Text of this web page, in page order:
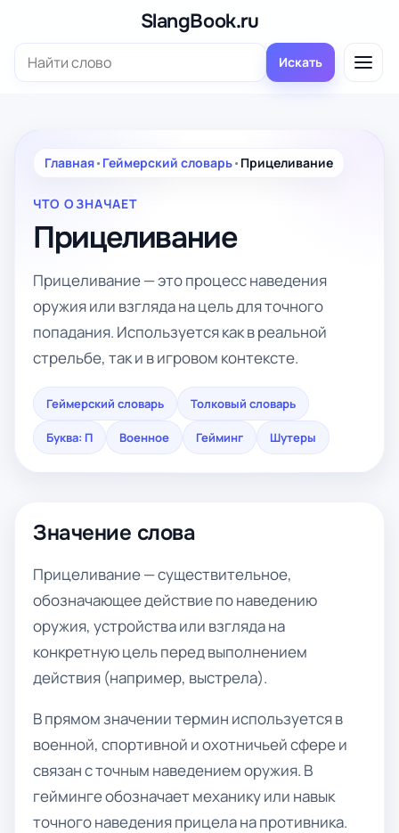
содержимому
SlangBook.ru
Поиск: Искать
Главная• Геймерский словарь• Прицеливание
ЧТО ОЗНАЧАЕТ
Прицеливание
Прицеливание — это процесс наведения
оружия или взгляда на цель для точного
попадания. Используется как в реальной
стрельбе, так и в игровом контексте.
Геймерский словарь Толковый словарь
Буква: П Военное Гейминг Шутеры
Значение слова
Прицеливание — существительное,
обозначающее действие по наведению
оружия, устройства или взгляда на
конкретную цель перед выполнением
действия (например, выстрела).
В прямом значении термин используется в
военной, спортивной и охотничьей сфере и
связан с точным наведением оружия. В
гейминге обозначает механику или навык
точного наведения прицела на противника.